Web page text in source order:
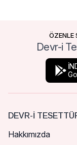
ÖZENLE
Devr-i
DEVR-I
Hakkımızda